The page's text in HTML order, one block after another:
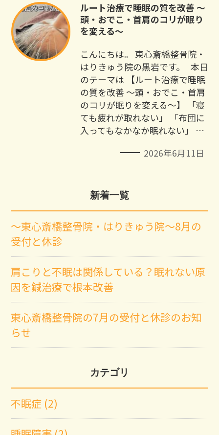
ルート治療で睡眠の質を改善 ～
頭・おでこ・首肩のコリが眠り
を変える～
こんにちは。 東心斎橋整骨院・
はりきゅう院の黒岩です。 本日
のテーマは 【ルート治療で睡眠
の質を改善 ～頭・おでこ・首肩
のコリが眠りを変える～】 「寝
ても疲れが取れない」 「布団に
入ってもなかなか眠れない」 …
2026年6月11日
新着一覧
～東心斎橋整骨院・はりきゅう院～8月の
受付と休診
肩こりと不眠は関係している？眠れない原
因を鍼治療で根本改善
東心斎橋整骨院の7月の受付と休診のお知
らせ
カテゴリ
不眠症 (2)